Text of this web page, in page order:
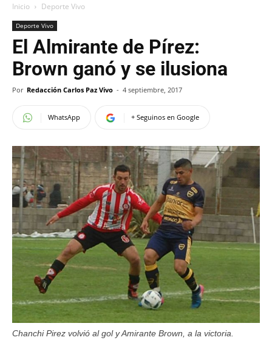
Inicio Deporte Vivo
Deporte Vivo
El Almirante de Pírez:
Brown ganó y se ilusiona
Por Redacción Carlos Paz Vivo - 4 septiembre, 2017
WhatsApp + Seguinos en Google
Chanchi Pirez volvió al gol y Amirante Brown, a la victoria.